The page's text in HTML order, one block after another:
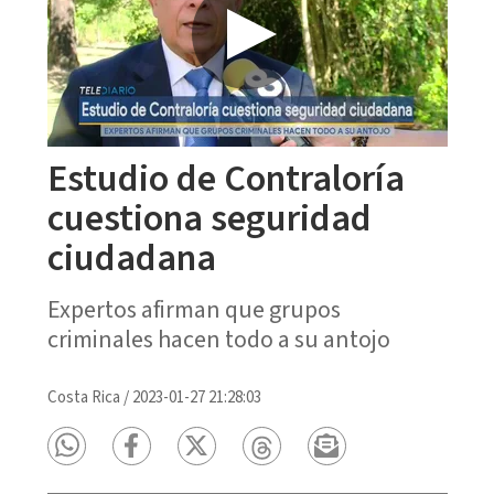
Estudio de Contraloría
cuestiona seguridad
ciudadana
Expertos afirman que grupos
criminales hacen todo a su antojo
Costa Rica /2023-01-27 21:28:03